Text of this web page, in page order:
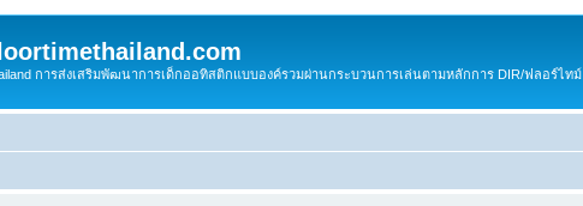
การส่งเสริมพัฒนาการเด็กออทิสติกแบบองค์รวมผ่านกระบวนการเล่นตามหลักการ DIR/ฟลอร์ไทม์